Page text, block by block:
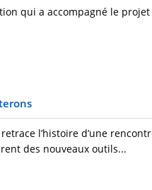
qui a accompagné le
l’histoire d’une
des nouveaux outils...